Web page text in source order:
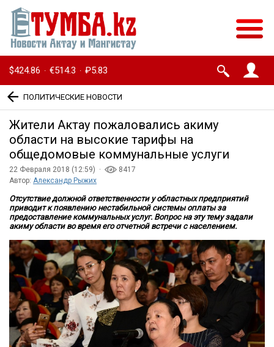
$424.86 · €514.3 · ₽5.83
ПОЛИТИЧЕСКИЕ НОВОСТИ
Жители Актау пожаловались акиму
области на высокие тарифы на
общедомовые коммунальные услуги
22 Февраля 2018 (12:59) ·
8417
Автор: Александр Рыжих
Отсутствие должной ответственности у областных предприятий
приводит к появлению нестабильной системы оплаты за
предоставление коммунальных услуг. Вопрос на эту тему задали
акиму области во время его отчетной встречи с населением.